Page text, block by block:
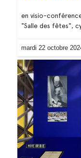
en visio-
"Salle des fêtes",
mardi 22 octobre